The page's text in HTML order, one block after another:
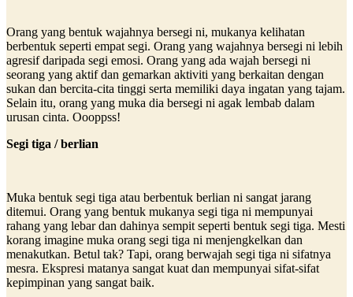
Orang yang bentuk wajahnya bersegi ni, mukanya kelihatan
berbentuk seperti empat segi. Orang yang wajahnya bersegi ni lebih
agresif daripada segi emosi. Orang yang ada wajah bersegi ni
seorang yang aktif dan gemarkan aktiviti yang berkaitan dengan
sukan dan bercita-cita tinggi serta memiliki daya ingatan yang tajam.
Selain itu, orang yang muka dia bersegi ni agak lembab dalam
urusan cinta. Oooppss!
Segi tiga / berlian
Muka bentuk segi tiga atau berbentuk berlian ni sangat jarang
ditemui. Orang yang bentuk mukanya segi tiga ni mempunyai
rahang yang lebar dan dahinya sempit seperti bentuk segi tiga. Mesti
korang imagine muka orang segi tiga ni menjengkelkan dan
menakutkan. Betul tak? Tapi, orang berwajah segi tiga ni sifatnya
mesra. Ekspresi matanya sangat kuat dan mempunyai sifat-sifat
kepimpinan yang sangat baik.